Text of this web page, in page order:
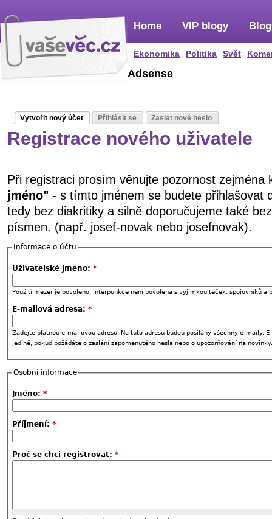
Home
Ekonomika Politika Svět
VIP blogy
Adsense
Vytvořit nový účet Přihlásit se Zaslat nové heslo
Registrace nového uživatele
Při registraci prosím věnujte pozornost zejména
jméno" - s tímto jménem se budete přihlašovat
tedy bez diakritiky a silně doporučujeme také
písmen. (např. josef-novak nebo josefnovak).
Informace o účtu
Uživatelské jméno: *
Použití mezer je povoleno; interpunkce není povolena s výjimkou teček, spojovníků a
E-mailová adresa: *
Zadejte platnou e-mailovou adresu. Na tuto adresu budou posílány všechny e-maily.
jedině, pokud požádáte o zaslání zapomenutého hesla nebo o upozorňování na novinky.
Osobní informace
Jméno: *
Příjmení: *
Proč se chci registrovat: *